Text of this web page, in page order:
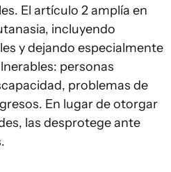
El artículo 2 amplía en
incluyendo
y dejando especialmente
personas
problemas de
En lugar de otorgar
las desprotege ante